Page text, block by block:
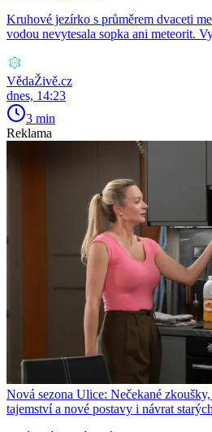
Kruhové jezírko s průměrem dvaceti
vodou nevytesala sopka ani meteorit.
VědaŽivě.cz
dnes, 14:23
3 min
Reklama
Nová sezona Ulice: Nečekané
tajemství a nové postavy i návrat